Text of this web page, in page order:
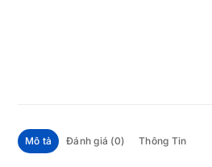
Mô tả Đánh giá (0) Thông Tin